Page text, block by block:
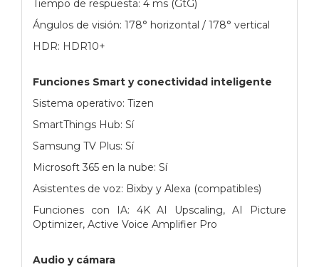
Tiempo de respuesta: 4 ms (GtG)
Ángulos de visión: 178° horizontal / 178° vertical
HDR: HDR10+
Funciones Smart y conectividad inteligente
Sistema operativo: Tizen
SmartThings Hub: Sí
Samsung TV Plus: Sí
Microsoft 365 en la nube: Sí
Asistentes de voz: Bixby y Alexa (compatibles)
Funciones con IA: 4K AI Upscaling, AI Picture
Optimizer, Active Voice Amplifier Pro
Audio y cámara